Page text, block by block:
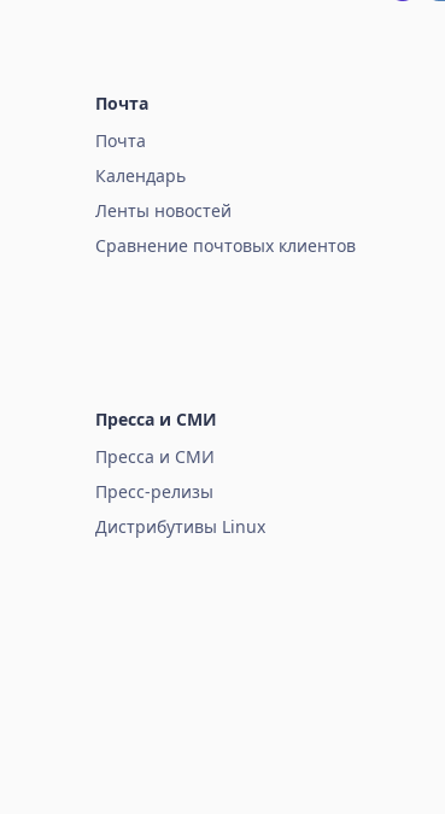
Почта
Почта
Календарь
Ленты новостей
Сравнение почтовых клиентов
Пресса и СМИ
Пресса и СМИ
Пресс-релизы
Дистрибутивы Linux